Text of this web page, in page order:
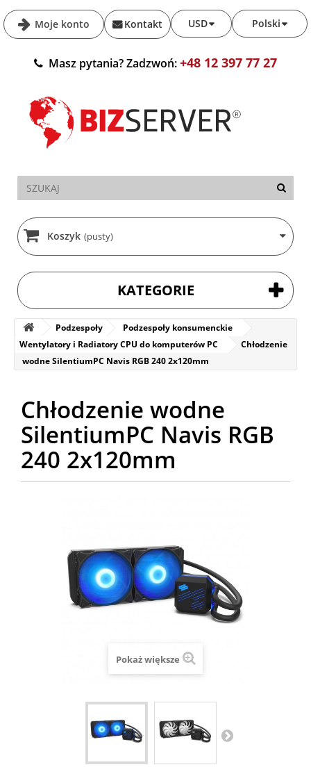
Moje konto Polski
USD
Kontakt
Masz pytania? Zadzwoń:+48 12 397 77 27
Koszyk (pusty)
KATEGORIE
Podzespoły
Podzespoły konsumenckie
Wentylatory i Radiatory CPU do komputerów PC
Chłodzenie
wodne SilentiumPC Navis RGB 240 2x120mm
Chłodzenie wodne
SilentiumPC Navis RGB
240 2x120mm
Pokaż większe